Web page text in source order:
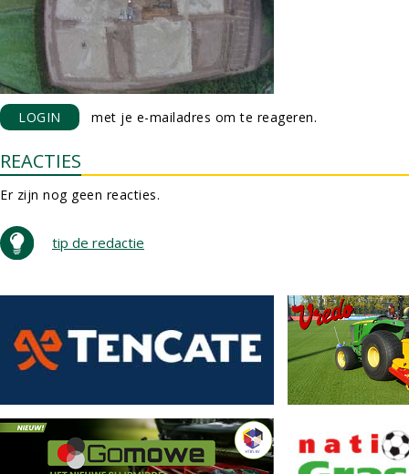
LOGIN met je e-mailadres om te reageren.
REACTIES
Er zijn nog geen reacties.
tip de redactie